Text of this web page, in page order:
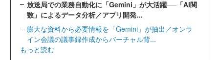
放送局での業務自動化に「Gemini」が大活躍──「AI関
数」によるデータ分析／アプリ開発...
膨大な資料から必要情報を「Gemini」が抽出／オンラ
イン会議の議事録作成からバーチャル背...
もっと読む